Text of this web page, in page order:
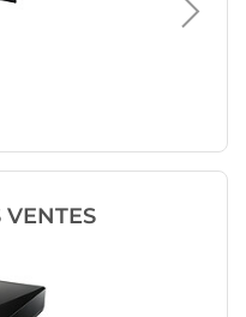
VENTES